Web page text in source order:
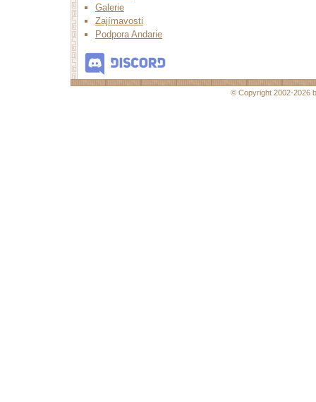
Galerie
Zajímavosti
Podpora Andarie
© Copyright 2002-2026